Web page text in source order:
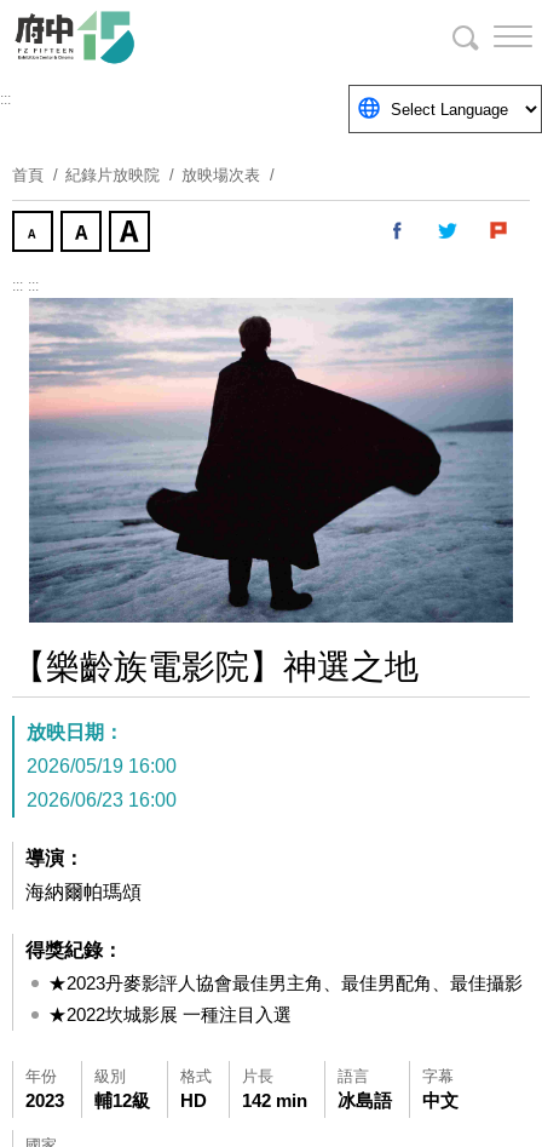
要
塊
:::
首頁 紀錄片放映院 放映場次表
::: :::
【樂齡族電影院】神選之地
放映日期：
2026/05/19 16:00
2026/06/23 16:00
導演：
海納爾帕瑪頌
得獎紀錄：
★2023丹麥影評人協會最佳男主角、最佳男配角、最佳攝影
★2022坎城影展 一種注目入選
年份
2023
級別
輔12級
格式
HD
片長
142 min
語言
冰島語
字幕
中文